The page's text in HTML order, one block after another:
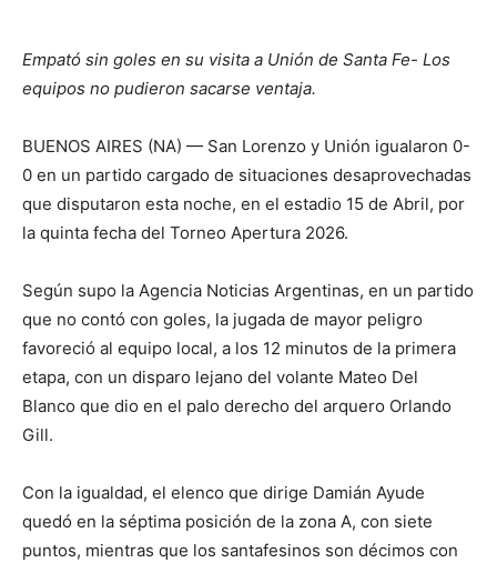
Empató sin goles en su visita a Unión de Santa Fe- Los
equipos no pudieron sacarse ventaja.
BUENOS AIRES (NA) — San Lorenzo y Unión igualaron 0-
0 en un partido cargado de situaciones desaprovechadas
que disputaron esta noche, en el estadio 15 de Abril, por
la quinta fecha del Torneo Apertura 2026.
Según supo la Agencia Noticias Argentinas, en un partido
que no contó con goles, la jugada de mayor peligro
favoreció al equipo local, a los 12 minutos de la primera
etapa, con un disparo lejano del volante Mateo Del
Blanco que dio en el palo derecho del arquero Orlando
Gill.
Con la igualdad, el elenco que dirige Damián Ayude
quedó en la séptima posición de la zona A, con siete
puntos, mientras que los santafesinos son décimos con